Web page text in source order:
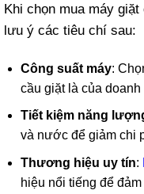
Khi chọn mua máy
lưu ý các tiêu chí sau:
Công suất máy:
cầu giặt là của doanh
Tiết kiệm năng
và nước để giảm chi
Thương hiệu uy tín:
hiệu nổi tiếng để